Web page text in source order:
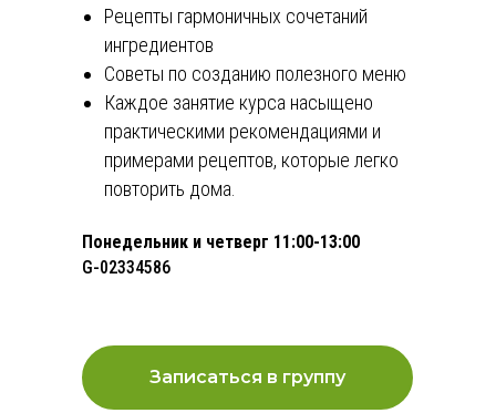
Рецепты гармоничных сочетаний
ингредиентов
Советы по созданию полезного меню
Каждое занятие курса насыщено
практическими рекомендациями и
примерами рецептов, которые легко
повторить дома.
Понедельник и четверг 11:00-13:00
G-02334586
Записаться в группу